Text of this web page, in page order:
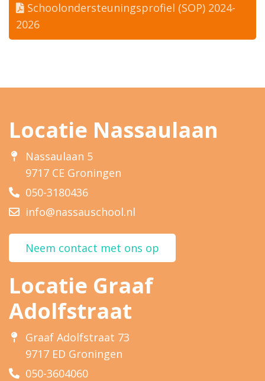
Schoolondersteuningsprofiel (SOP) 2024-
2026
Locatie Nassaulaan
Nassaulaan 5
9717 CE Groningen
050-3180436
info@nassauschool.nl
Neem contact met ons op
Locatie Graaf
Adolfstraat
Graaf Adolfstraat 73
9717 ED Groningen
050-3604060